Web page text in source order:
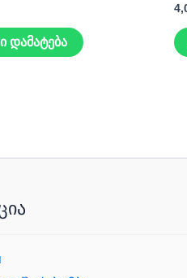
დამატება